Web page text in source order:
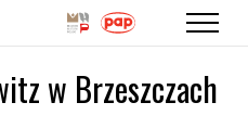
Przejdź
do
w Brzeszczach